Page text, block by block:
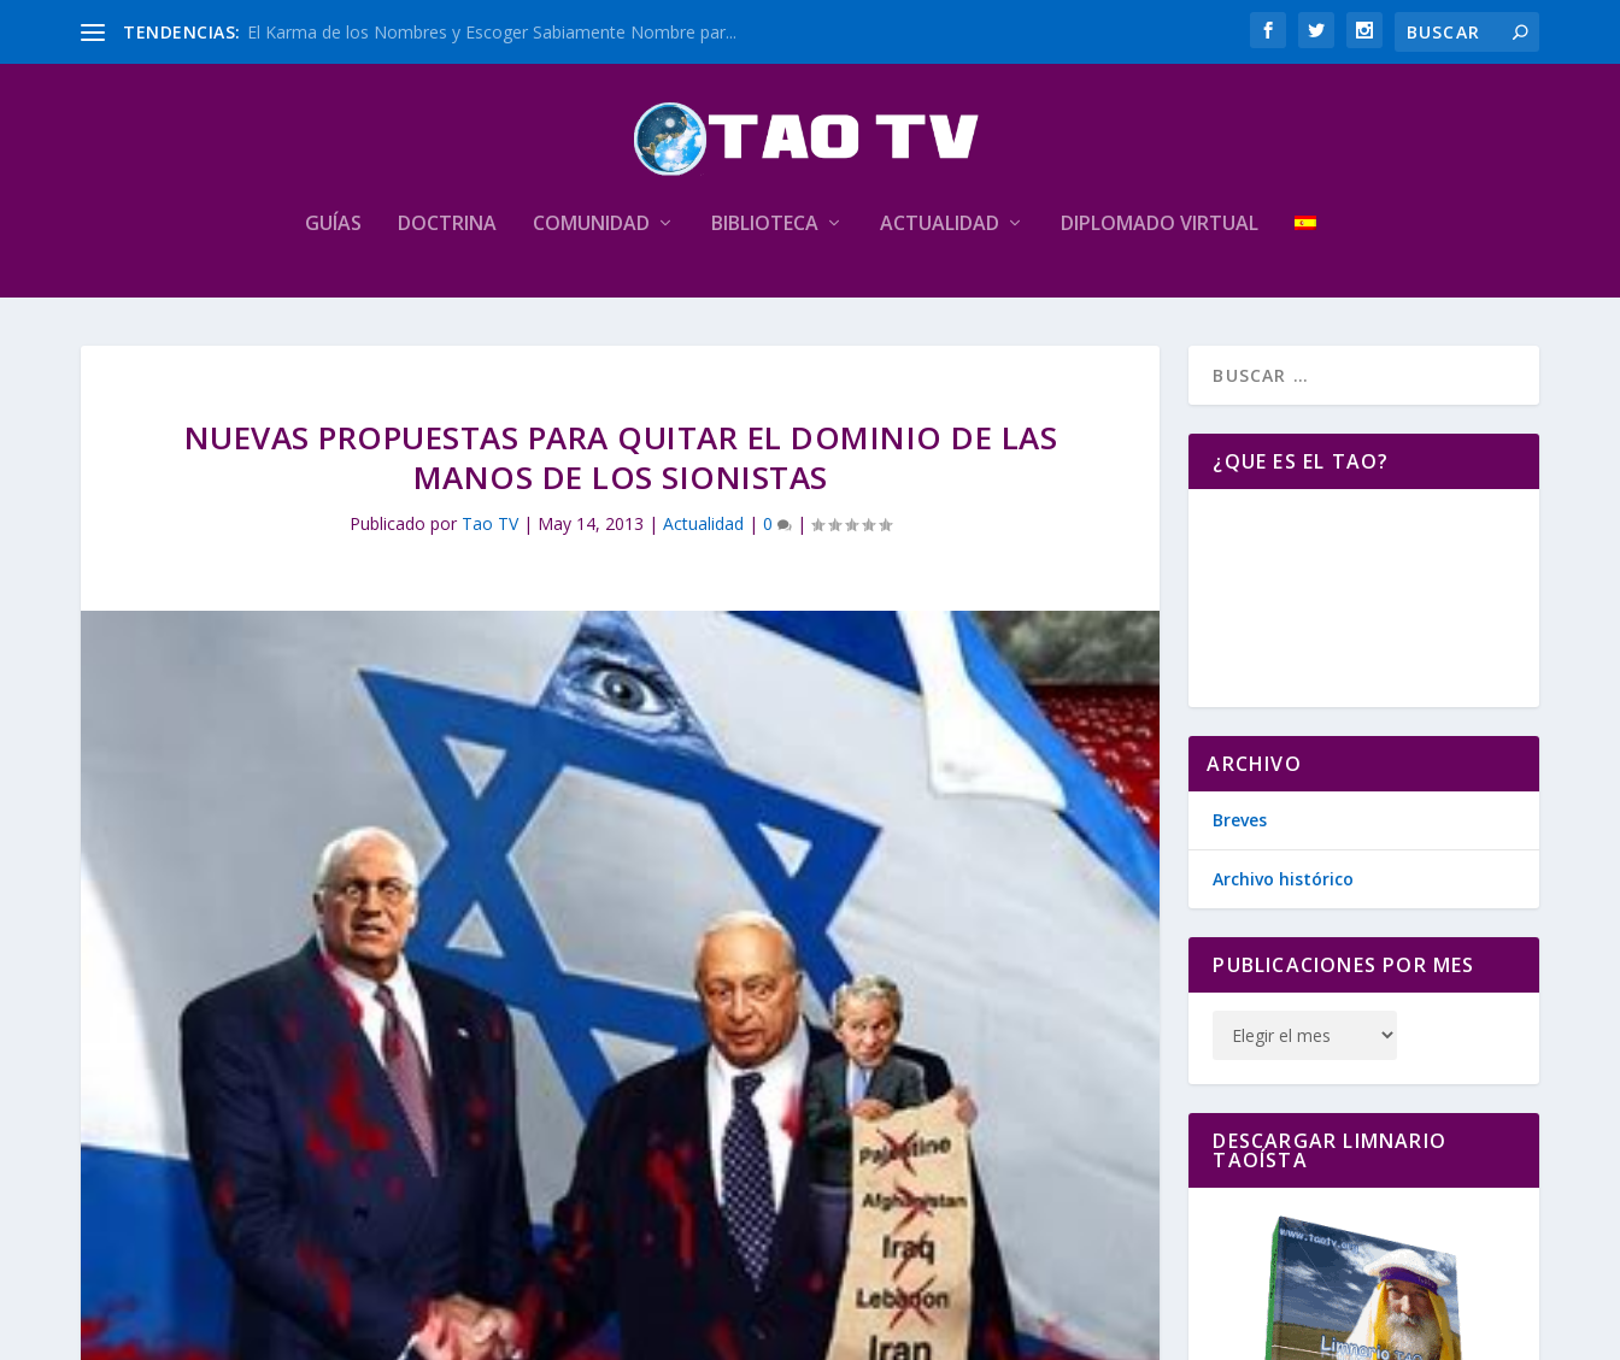
TENDENCIAS: El Karma de los Nombres y Escoger Sabiamente Nombre par...
GUÍAS DOCTRINA COMUNIDAD BIBLIOTECA ACTUALIDAD DIPLOMADO VIRTUAL
NUEVAS PROPUESTAS PARA QUITAR EL DOMINIO DE LAS
MANOS DE LOS SIONISTAS
Publicado por Tao TV| May 14, 2013 |Actualidad |0 |
¿QUE ES EL TAO?
ARCHIVO
Breves
Archivo histórico
PUBLICACIONES POR MES
DESCARGAR LIMNARIO
TAOÍSTA